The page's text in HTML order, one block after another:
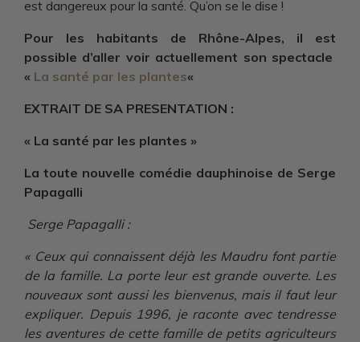
est dangereux pour la santé. Qu’on se le dise !
Pour les habitants de Rhône-Alpes, il est
possible d’aller voir actuellement son spectacle
« La santé par les plantes«
EXTRAIT DE SA PRESENTATION :
« La santé par les plantes »
La toute nouvelle comédie dauphinoise de Serge
Papagalli
Serge Papagalli :
« Ceux qui connaissent déjà les Maudru font partie
de la famille. La porte leur est grande ouverte. Les
nouveaux sont aussi les bienvenus, mais il faut leur
expliquer. Depuis 1996, je raconte avec tendresse
les aventures de cette famille de petits agriculteurs